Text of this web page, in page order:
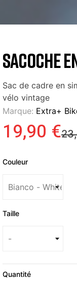
SACOCHE
Sac de cadre en
vélo vintage
Marque: Extra+
19,90 €
Couleur
Taille
Quantité